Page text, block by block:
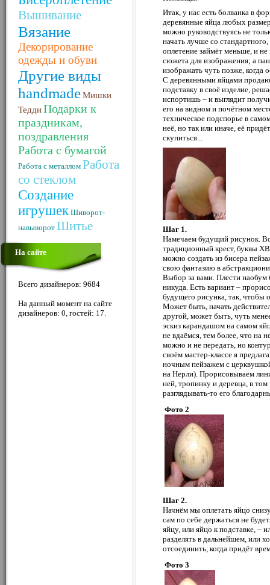
Вышивание
Вязание
Декорирование
одежды и обуви
Другие виды
handmadeМишки
ТеддиПодарки к
праздникам,
поздравления
Работа с бумагой
Работа с металлом Работа
со стеклом
Создание
игрушек Шиворот-
навыворот Шитье
На сайте
Всего дизайнеров: 9684
На данный момент на сайте
дизайнеров: 0, гостей: 17.
Итак, у нас есть болванка в
деревянные яйца любых
можно руководствуясь не
начать лучше со
оплетение займёт меньше, и
сюжета для изображения; а
изображать чуть позже, когда
С деревянными яйцами
подставку в своё изделие,
испортишь – и выглядит
его на видном и почётном
техническое подспорье в
неё, но так или иначе, её
скупиться...
Шаг 1.
Намечаем будущий рисунок.
традиционный крест, буквы
можно создать из бисера
свою фантазию в
Выбор за вами. Плести наобум
никуда. Есть вариант –
будущего рисунка, так, чтобы
Может быть, начать
другой, может быть, чуть
эскиз карандашом на самом
не вдаёмся, тем более, что на
можно и не передать, но
своём мастер-классе я
ночным пейзажем с
на Нерли). Прорисовываем
ней, тропинку и деревца, в
разглядывать-то его
Фото 2
Шаг 2.
Начнём мы оплетать яйцо
сам по себе держаться не
яйцу, или яйцо к подставке, –
разделять в дальнейшем, или
отсоединить, когда придёт
Фото 3